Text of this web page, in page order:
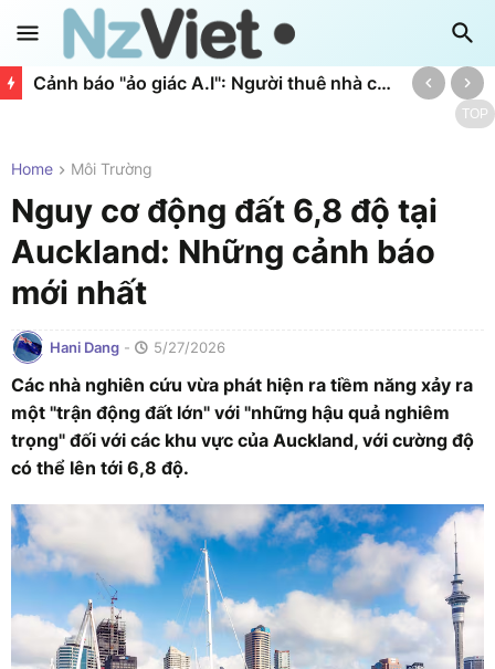
Cảnh báo "ảo giác A.I": Người thuê nhà có thể chịu án phí phạt vì dùng A.I làm đơn kiện
TOP
Home Môi Trường
Nguy cơ động đất 6,8 độ tại
Auckland: Những cảnh báo
mới nhất
Hani Dang - 5/27/2026
Các nhà nghiên cứu vừa phát hiện ra tiềm năng xảy ra
một "trận động đất lớn" với "những hậu quả nghiêm
trọng" đối với các khu vực của Auckland, với cường độ
có thể lên tới 6,8 độ.